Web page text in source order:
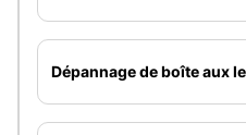
Dépannage de boîte aux